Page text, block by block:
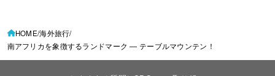
HOME 海外旅行
南アフリカを象徴するランドマーク ― テーブルマウンテン！